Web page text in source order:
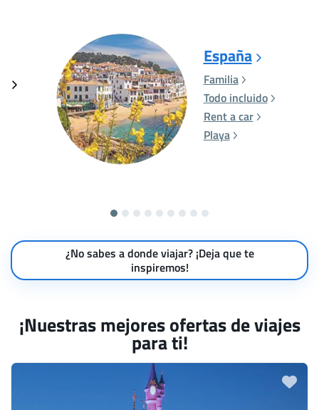
España
Familia
Todo incluido
Rent a car
Playa
¿No sabes a donde viajar? ¡Deja que te
inspiremos!
¡Nuestras mejores ofertas de viajes
para ti!